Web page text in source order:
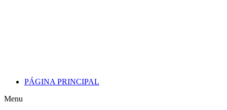
PÁGINA PRINCIPAL
Menu